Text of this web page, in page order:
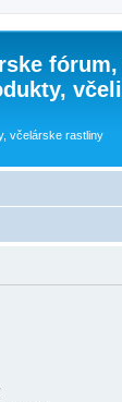
včelárske rastliny